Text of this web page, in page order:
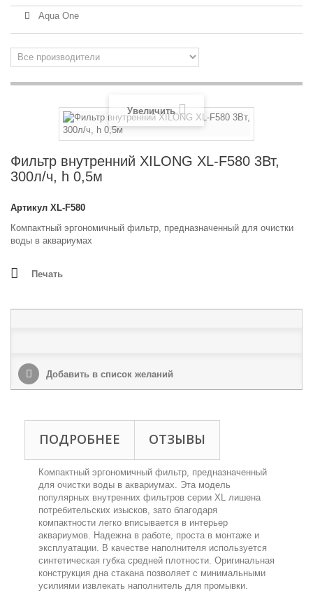
Aqua One
Увеличить
Фильтр внутренний XILONG XL-F580 3Вт,
300л/ч, h 0,5м
Артикул XL-F580
Компактный эргономичный фильтр, предназначенный для очистки
воды в аквариумах
Печать
Добавить в список желаний
ПОДРОБНЕЕ ОТЗЫВЫ
Компактный эргономичный фильтр, предназначенный
для очистки воды в аквариумах. Эта модель
популярных внутренних фильтров серии XL лишена
потребительских изысков, зато благодаря
компактности легко вписывается в интерьер
аквариумов. Надежна в работе, проста в монтаже и
эксплуатации. В качестве наполнителя используется
синтетическая губка средней плотности. Оригинальная
конструкция дна стакана позволяет с минимальными
усилиями извлекать наполнитель для промывки.